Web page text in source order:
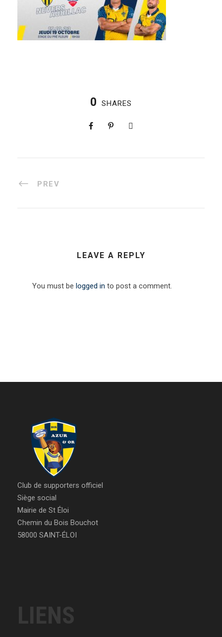
0 SHARES
PREV
LEAVE A REPLY
You must be logged in to post a comment.
Club de supporters officiel
Siège social
Mairie de St Éloi
Chemin du Bois Bouchot
58000 SAINT-ÉLOI
LIENS